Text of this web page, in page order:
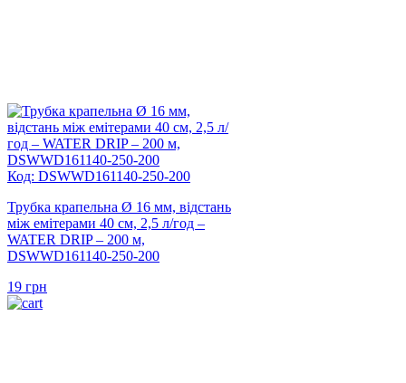
Код: DSWWD161140-250-200
Трубка крапельна Ø 16 мм, відстань
між емітерами 40 см, 2,5 л/год –
WATER DRIP – 200 м,
DSWWD161140-250-200
19 грн